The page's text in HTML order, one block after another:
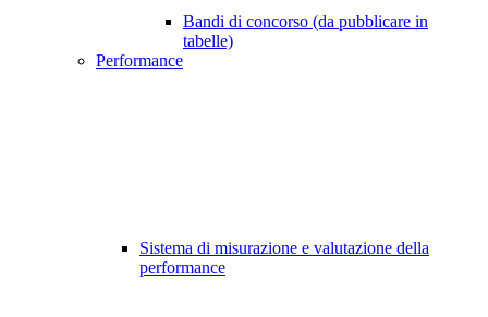
Bandi di concorso (da pubblicare in
tabelle)
Performance
Sistema di misurazione e valutazione della
performance